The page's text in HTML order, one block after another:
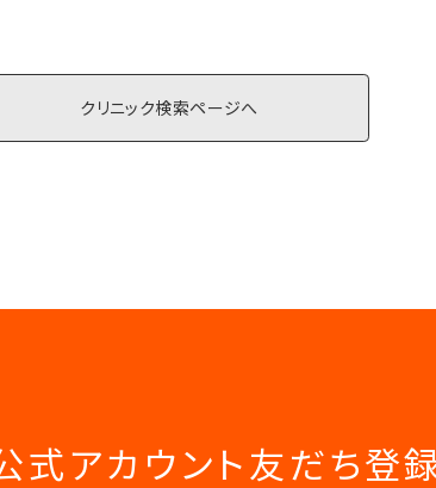
クリニック検索ページへ
式アカウント友だち登